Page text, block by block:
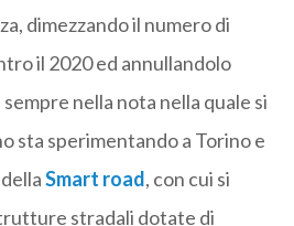
dimezzando il numero di
il 2020 ed annullandolo
nella nota nella quale si
sta sperimentando a Torino e
Smart road, con cui si
stradali dotate di